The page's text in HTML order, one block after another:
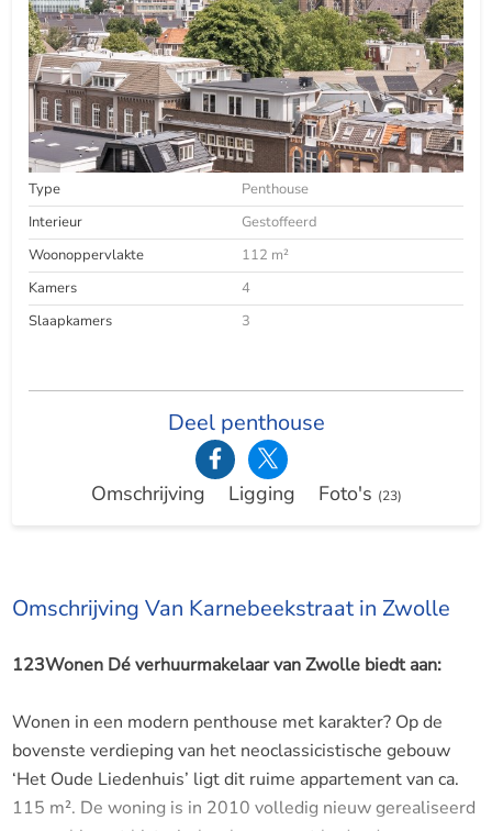
Type
Penthouse
Interieur
Gestoffeerd
Woonoppervlakte
112 m²
Kamers
4
Slaapkamers
3
Deel penthouse
Omschrijving Ligging Foto's (23)
Omschrijving Van Karnebeekstraat in Zwolle
123Wonen Dé verhuurmakelaar van Zwolle biedt aan:
Wonen in een modern penthouse met karakter? Op de
bovenste verdieping van het neoclassicistische gebouw
‘Het Oude Liedenhuis’ ligt dit ruime appartement van ca.
115 m². De woning is in 2010 volledig nieuw gerealiseerd